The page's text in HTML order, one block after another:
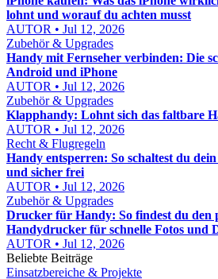
lohnt und worauf du achten musst
AUTOR • Jul 12, 2026
Zubehör & Upgrades
Handy mit Fernseher verbinden: Die
Android und iPhone
AUTOR • Jul 12, 2026
Zubehör & Upgrades
Klapphandy: Lohnt sich das faltbare
AUTOR • Jul 12, 2026
Recht & Flugregeln
Handy entsperren: So schaltest du
und sicher frei
AUTOR • Jul 12, 2026
Zubehör & Upgrades
Drucker für Handy: So findest du den
Handydrucker für schnelle Fotos und
AUTOR • Jul 12, 2026
Beliebte Beiträge
Einsatzbereiche & Projekte